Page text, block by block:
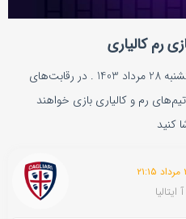
رم کالیاری
پخش زنده فوتبال رم کالیاری امروز یکشنبه 28 مرداد 1403 . در رقابت‌های
فوتبال سری آ ایتالیا و از ساعت ۲۲:۱۵ تیم‌های رم و کالیاری بازی خواهند
کنید